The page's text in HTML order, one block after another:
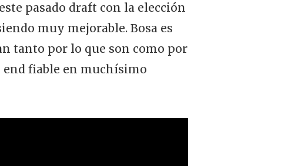
pasado draft con la elección
muy mejorable. Bosa es
tanto por lo que son como por
end fiable en muchísimo